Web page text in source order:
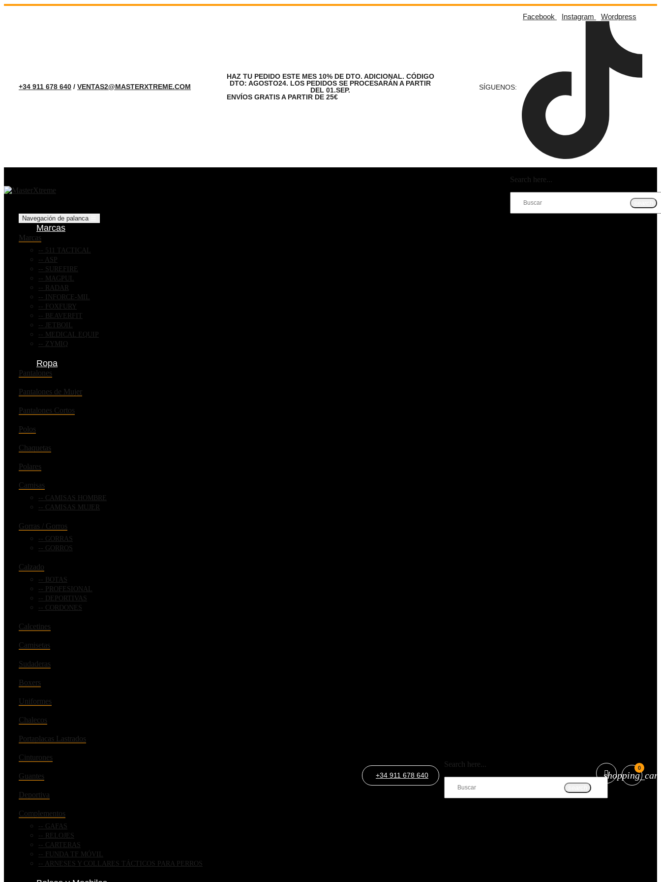
+34 911 678 640 / VENTAS2@MASTERXTREME.COM
HAZ TU PEDIDO ESTE MES 10% DE DTO. ADICIONAL. CÓDIGO
DTO: AGOSTO24. LOS PEDIDOS SE PROCESARÁN A PARTIR
DEL 01.SEP.
ENVÍOS GRATIS A PARTIR DE 25€
SÍGUENOS:
Facebook Instagram Wordpress
Search here...
Navegación de palanca
Marcas
Marcas
511 TACTICAL
ASP
SUREFIRE
MAGPUL
RADAR
INFORCE-MIL
FOXFURY
BEAVERFIT
JETBOIL
MEDICAL EQUIP
ZYMIQ
Ropa
Pantalones
Pantalones de Mujer
Pantalones Cortos
Polos
Chaquetas
Polares
Camisas
CAMISAS HOMBRE
CAMISAS MUJER
Gorras / Gorros
GORRAS
GORROS
Calzado
BOTAS
PROFESIONAL
DEPORTIVAS
CORDONES
Calcetines
Camisetas
Sudaderas
Boxers
Uniformes
Chalecos
Portaplacas Lastrados
Cinturones
Guantes
Deportiva
Complementos
GAFAS
RELOJES
CARTERAS
FUNDA TF MÓVIL
ARNESES Y COLLARES TÁCTICOS PARA PERROS
+34 911 678 640
Search here...
shopping_cart
0